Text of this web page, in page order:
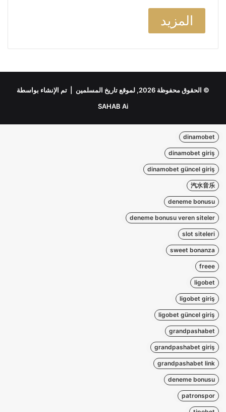
المزيد
© الحقوق محفوظة 2026, لموقع تاريخ المسلمين | تم الإنشاء بواسطة
SAHAB Ai
dinamobet
dinamobet giriş
dinamobet güncel giriş
汽水音乐
deneme bonusu
deneme bonusu veren siteler
slot siteleri
sweet bonanza
freee
ligobet
ligobet giriş
ligobet güncel giriş
grandpashabet
grandpashabet giriş
grandpashabet link
deneme bonusu
patronspor